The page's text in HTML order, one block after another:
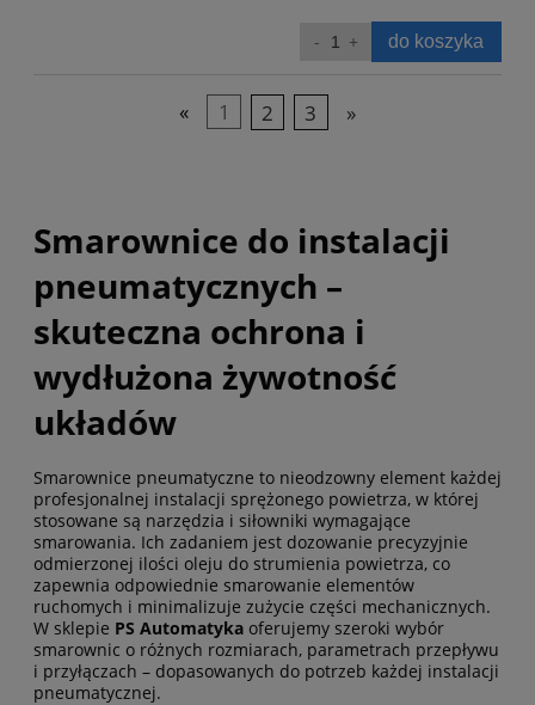
do koszyka
« 1 2 3 »
Smarownice do instalacji
pneumatycznych –
skuteczna ochrona i
wydłużona żywotność
układów
Smarownice pneumatyczne to nieodzowny element każdej
profesjonalnej instalacji sprężonego powietrza, w której
stosowane są narzędzia i siłowniki wymagające
smarowania. Ich zadaniem jest dozowanie precyzyjnie
odmierzonej ilości oleju do strumienia powietrza, co
zapewnia odpowiednie smarowanie elementów
ruchomych i minimalizuje zużycie części mechanicznych.
W sklepie PS Automatyka oferujemy szeroki wybór
smarownic o różnych rozmiarach, parametrach przepływu
i przyłączach – dopasowanych do potrzeb każdej instalacji
pneumatycznej.